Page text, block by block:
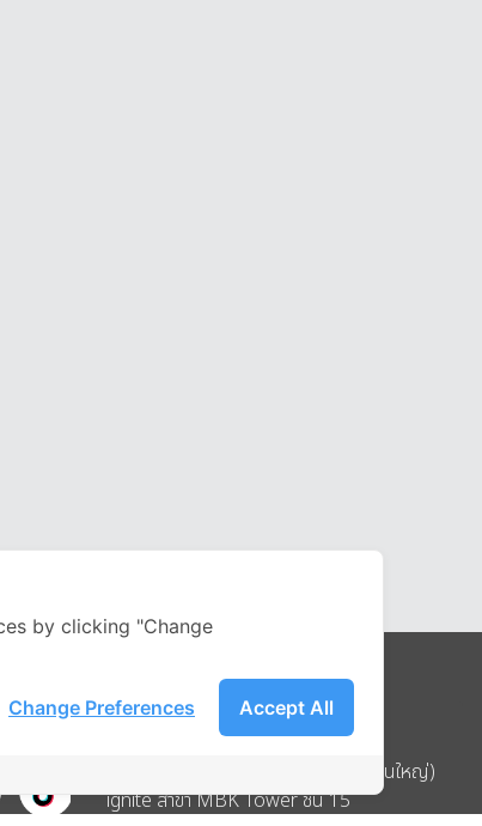
Address
บริษัท อิกไนท์ เอ สตาร์ จำกัด (สำนักงานใหญ่)
ignite สาขา MBK Tower ชั้น 15
by clicking "Change
Accept All
Change Preferences